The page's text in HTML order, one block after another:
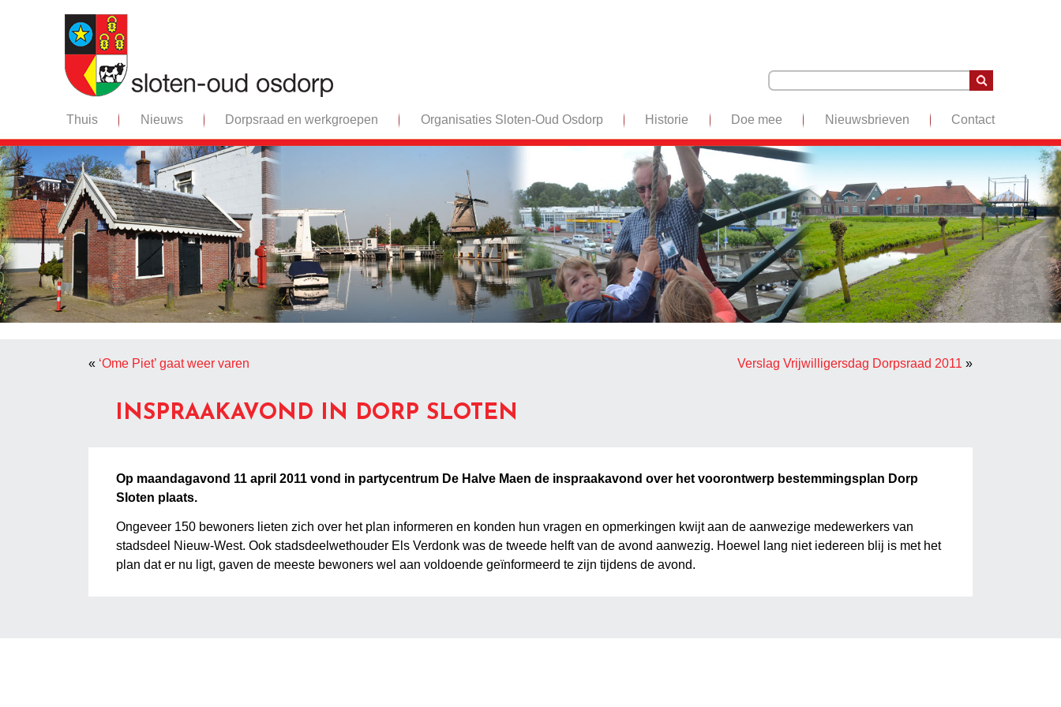
Thuis Nieuws Dorpsraad en werkgroepen Organisaties Sloten-Oud Osdorp Historie Doe mee Nieuwsbrieven Contact
« ‘Ome Piet’ gaat weer varen Verslag Vrijwilligersdag Dorpsraad 2011 »
INSPRAAKAVOND IN DORP SLOTEN
Op maandagavond 11 april 2011 vond in partycentrum De Halve Maen de inspraakavond over het voorontwerp bestemmingsplan Dorp
Sloten plaats.
Ongeveer 150 bewoners lieten zich over het plan informeren en konden hun vragen en opmerkingen kwijt aan de aanwezige medewerkers van
stadsdeel Nieuw-West. Ook stadsdeelwethouder Els Verdonk was de tweede helft van de avond aanwezig. Hoewel lang niet iedereen blij is met het
plan dat er nu ligt, gaven de meeste bewoners wel aan voldoende geïnformeerd te zijn tijdens de avond.